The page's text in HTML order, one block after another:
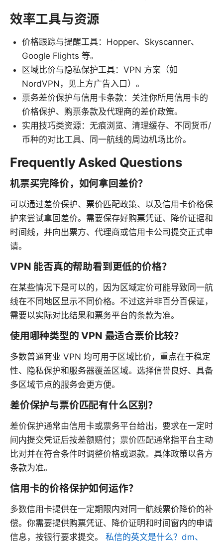
效率工具与资源
价格跟踪与提醒工具：Hopper、Skyscanner、
Google Flights 等。
区域比价与隐私保护工具：VPN 方案（如
NordVPN，见上方广告入口）。
票务差价保护与信用卡条款：关注你所用信用卡的
价格保护、购票条款及代理商的差价政策。
实用技巧类资源：无痕浏览、清理缓存、不同货币/
币种的对比工具、同一航线的周边机场比价。
Frequently Asked Questions
机票买完降价，如何拿回差价？
可以通过差价保护、票价匹配政策、以及信用卡价格保
护来尝试拿回差价。需要保存好购票凭证、降价证据和
时间线，并向出票方、代理商或信用卡公司提交正式申
请。
VPN 能否真的帮助看到更低的价格？
在某些情况下是可以的，因为区域定价可能导致同一航
线在不同地区显示不同价格。不过这并非百分百保证，
需要以实际对比结果和票务平台的条款为准。
使用哪种类型的 VPN 最适合票价比较？
多数普通商业 VPN 均可用于区域比价，重点在于稳定
性、隐私保护和服务器覆盖区域。选择信誉良好、具备
多区域节点的服务会更方便。
差价保护与票价匹配有什么区别？
差价保护通常由信用卡或票务平台给出，要求在一定时
间内提交凭证后按差额赔付；票价匹配通常指平台主动
比对并在符合条件时调整价格或退款。具体政策以各方
条款为准。
信用卡的价格保护如何运作？
多数信用卡提供在一定期限内对同一航线票价降价的补
偿。你需要提供购票凭证、降价证明和时间窗内的申请
信息，按银行要求提交。 私信的英文是什么？dm、